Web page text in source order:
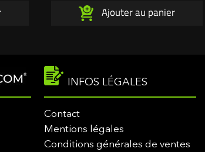
Ajouter au panier
INFOS LÉGALES
Contact
Mentions légales
Conditions générales de ventes